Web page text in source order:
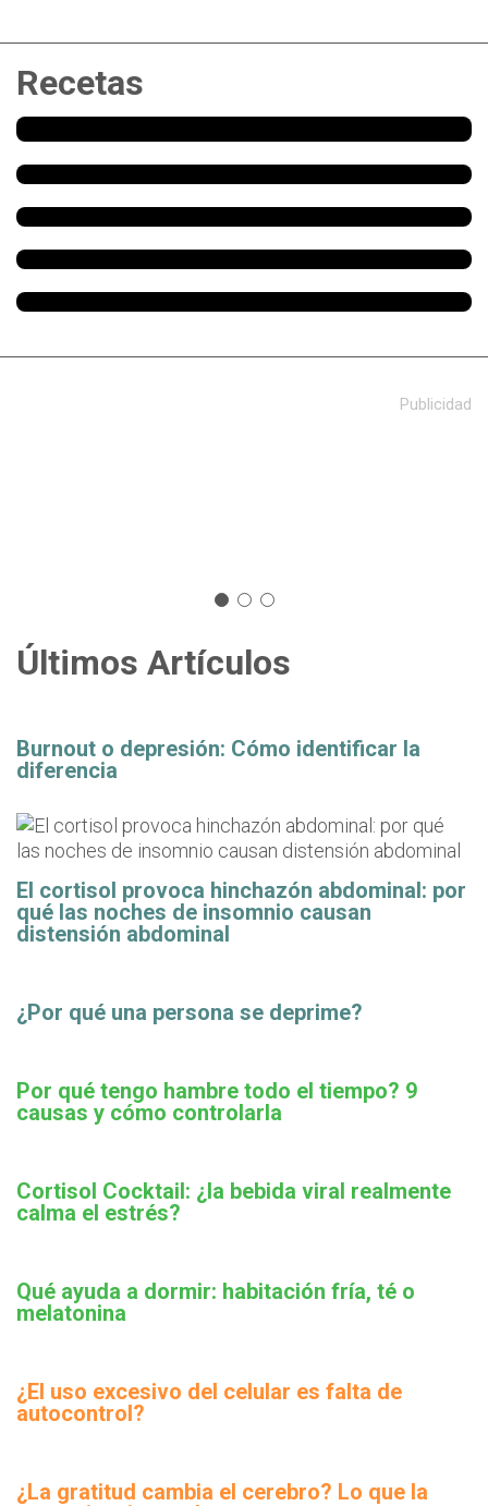
Recetas
Publicidad
Últimos Artículos
Burnout o depresión: Cómo identificar la
diferencia
El cortisol provoca hinchazón abdominal: por
qué las noches de insomnio causan
distensión abdominal
¿Por qué una persona se deprime?
Por qué tengo hambre todo el tiempo? 9
causas y cómo controlarla
Cortisol Cocktail: ¿la bebida viral realmente
calma el estrés?
Qué ayuda a dormir: habitación fría, té o
melatonina
¿El uso excesivo del celular es falta de
autocontrol?
¿La gratitud cambia el cerebro? Lo que la